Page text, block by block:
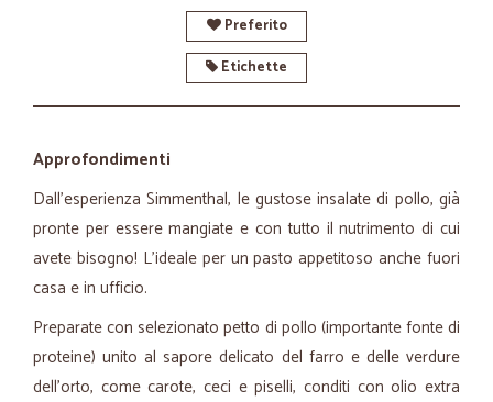
Preferito
Etichette
Approfondimenti
Dall'esperienza Simmenthal, le gustose insalate di pollo, già
pronte per essere mangiate e con tutto il nutrimento di cui
avete bisogno! L'ideale per un pasto appetitoso anche fuori
casa e in ufficio.
Preparate con selezionato petto di pollo (importante fonte di
proteine) unito al sapore delicato del farro e delle verdure
dell'orto, come carote, ceci e piselli, conditi con olio extra